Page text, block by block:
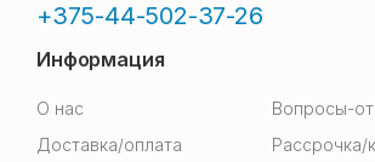
+375-44-502-37-26
Информация
О нас
Вопросы-
Доставка/оплата
Рассрочка/